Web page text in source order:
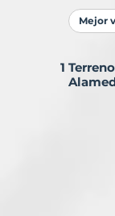
Ordenar
Mejor
1